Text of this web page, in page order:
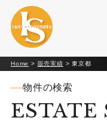
Home > 販売実績 >東京都
物件の検索
ESTATE